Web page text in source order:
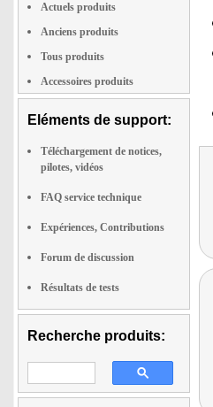
Actuels produits
Anciens produits
Tous produits
Accessoires produits
Eléments de support:
Téléchargement de notices,
pilotes, vidéos
FAQ service technique
Expériences, Contributions
Forum de discussion
Résultats de tests
Recherche produits: